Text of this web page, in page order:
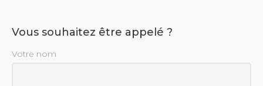
Vous souhaitez être appelé ?
Votre nom